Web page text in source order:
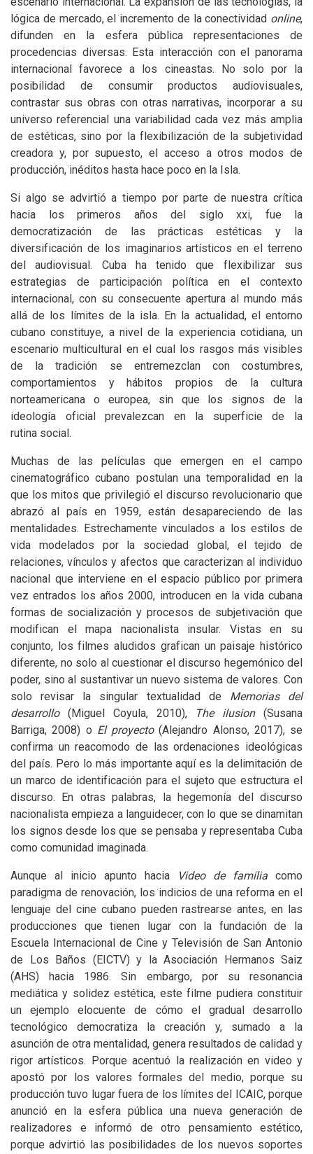
lógica de mercado, el incremento de la conectividad online,
difunden en la esfera pública representaciones de
procedencias diversas. Esta interacción con el panorama
internacional favorece a los cineastas. No solo por la
posibilidad de consumir productos audiovisuales,
contrastar sus obras con otras narrativas, incorporar a su
universo referencial una variabilidad cada vez más amplia
de estéticas, sino por la flexibilización de la subjetividad
creadora y, por supuesto, el acceso a otros modos de
producción, inéditos hasta hace poco en la Isla.
Si algo se advirtió a tiempo por parte de nuestra crítica
hacia los primeros años del siglo xxi, fue la
democratización de las prácticas estéticas y la
diversificación de los imaginarios artísticos en el terreno
del audiovisual. Cuba ha tenido que flexibilizar sus
estrategias de participación política en el contexto
internacional, con su consecuente apertura al mundo más
allá de los límites de la isla. En la actualidad, el entorno
cubano constituye, a nivel de la experiencia cotidiana, un
escenario multicultural en el cual los rasgos más visibles
de la tradición se entremezclan con costumbres,
comportamientos y hábitos propios de la cultura
norteamericana o europea, sin que los signos de la
ideología oficial prevalezcan en la superficie de la
rutina social.
Muchas de las películas que emergen en el campo
cinematográfico cubano postulan una temporalidad en la
que los mitos que privilegió el discurso revolucionario que
abrazó al país en 1959, están desapareciendo de las
mentalidades. Estrechamente vinculados a los estilos de
vida modelados por la sociedad global, el tejido de
relaciones, vínculos y afectos que caracterizan al individuo
nacional que interviene en el espacio público por primera
vez entrados los años 2000, introducen en la vida cubana
formas de socialización y procesos de subjetivación que
modifican el mapa nacionalista insular. Vistas en su
conjunto, los filmes aludidos grafican un paisaje histórico
diferente, no solo al cuestionar el discurso hegemónico del
poder, sino al sustantivar un nuevo sistema de valores. Con
solo revisar la singular textualidad de Memorias del
desarrollo (Miguel Coyula, 2010), The ilusion(Susana
Barriga, 2008) o El proyecto(Alejandro Alonso, 2017), se
confirma un reacomodo de las ordenaciones ideológicas
del país. Pero lo más importante aquí es la delimitación de
un marco de identificación para el sujeto que estructura el
discurso. En otras palabras, la hegemonía del discurso
nacionalista empieza a languidecer, con lo que se dinamitan
los signos desde los que se pensaba y representaba Cuba
como comunidad imaginada.
Aunque al inicio apunto hacia Video de familia como
paradigma de renovación, los indicios de una reforma en el
lenguaje del cine cubano pueden rastrearse antes, en las
producciones que tienen lugar con la fundación de la
Escuela Internacional de Cine y Televisión de San Antonio
de Los Baños (EICTV) y la Asociación Hermanos Saiz
(AHS) hacia 1986. Sin embargo, por su resonancia
mediática y solidez estética, este filme pudiera constituir
un ejemplo elocuente de cómo el gradual desarrollo
tecnológico democratiza la creación y, sumado a la
asunción de otra mentalidad, genera resultados de calidad y
rigor artísticos. Porque acentuó la realización en video y
apostó por los valores formales del medio, porque su
producción tuvo lugar fuera de los límites del ICAIC, porque
anunció en la esfera pública una nueva generación de
realizadores e informó de otro pensamiento estético,
porque advirtió las posibilidades de los nuevos soportes